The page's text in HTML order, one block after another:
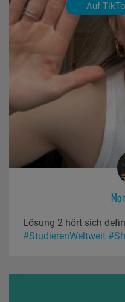
Auf
Lösung 2 hört sich
#StudierenWeltweit